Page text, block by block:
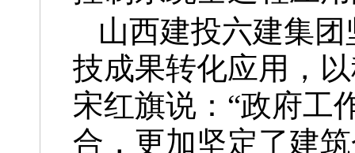
山西建投六建集
技成果转化应用，
宋红旗说：“政府工
合，更加坚定了建